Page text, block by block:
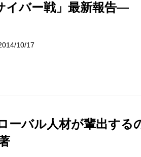
イバー戦」最新報告―
10/17
ーバル人材が輩出する